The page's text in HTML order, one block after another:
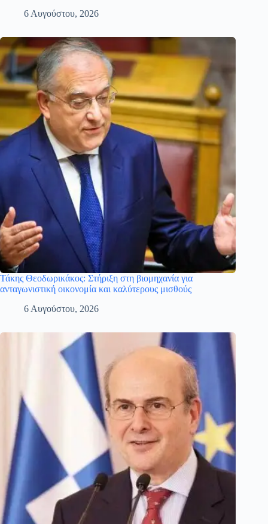
6 Αυγούστου, 2026
Τάκης Θεοδωρικάκος: Στήριξη στη βιομηχανία για
ανταγωνιστική οικονομία και καλύτερους μισθούς
6 Αυγούστου, 2026